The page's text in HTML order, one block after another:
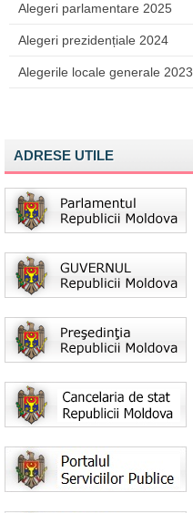
Alegeri parlamentare 2025
Alegeri prezidențiale 2024
Alegerile locale generale 2023
ADRESE UTILE